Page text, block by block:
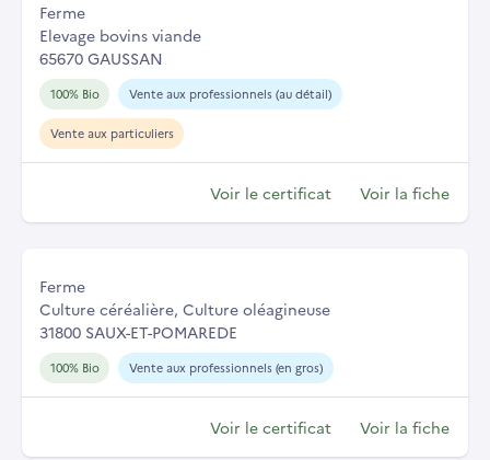
Ferme
Elevage bovins viande
65670 GAUSSAN
100% Bio Vente aux professionnels (au détail)
Vente aux particuliers
Voir le certificat Voir la fiche
Ferme
Culture céréalière, Culture oléagineuse
31800 SAUX-ET-POMAREDE
100% Bio Vente aux professionnels (en gros)
Voir le certificat Voir la fiche